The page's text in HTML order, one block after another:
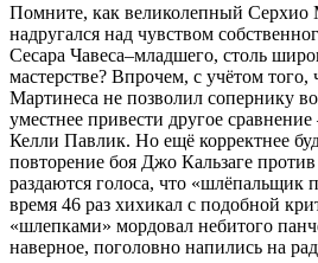
Помните, как великолепный Серхио
надругался над чувством
Сесара Чавеса–младшего, столь
мастерстве? Впрочем, с учётом того,
Мартинеса не позволил сопернику
уместнее привести другое
Келли Павлик. Но ещё корректнее
повторение боя Джо Кальзаге
раздаются голоса, что «шлёпальщик
время 46 раз хихикал с подобной
«шлепками» мордовал небитого
наверное, поголовно напились на